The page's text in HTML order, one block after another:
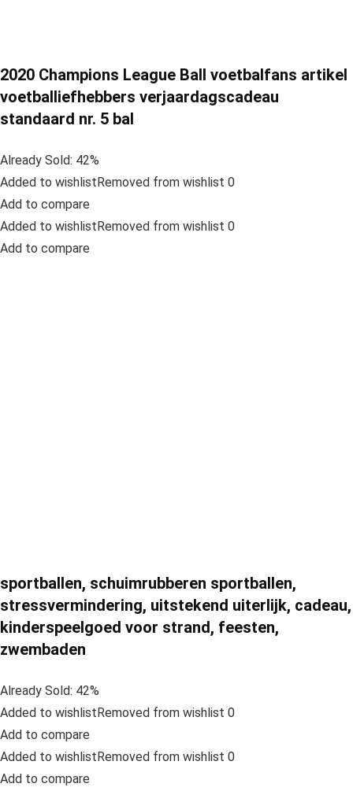
2020 Champions League Ball voetbalfans artikel
voetballiefhebbers verjaardagscadeau
standaard nr. 5 bal
Already Sold: 42%
Added to wishlistRemoved from wishlist 0
Add to compare
Added to wishlistRemoved from wishlist 0
Add to compare
sportballen, schuimrubberen sportballen,
stressvermindering, uitstekend uiterlijk, cadeau,
kinderspeelgoed voor strand, feesten,
zwembaden
Already Sold: 42%
Added to wishlistRemoved from wishlist 0
Add to compare
Added to wishlistRemoved from wishlist 0
Add to compare